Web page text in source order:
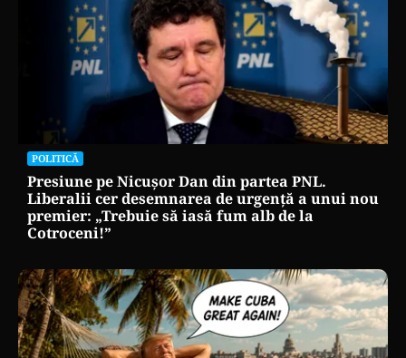
POLITICĂ
Presiune pe Nicușor Dan din partea PNL.
Liberalii cer desemnarea de urgență a unui nou
premier: „Trebuie să iasă fum alb de la
Cotroceni!”